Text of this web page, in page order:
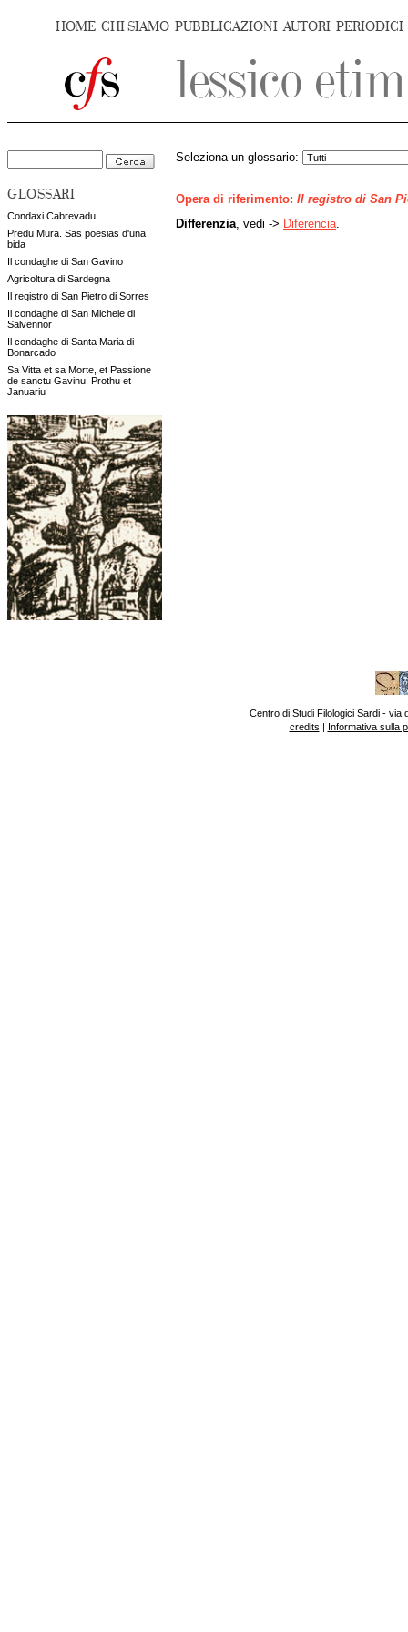
HOME CHI SIAMO PUBBLICAZIONI AUTORI PERIODICI
GLOSSARI
Condaxi Cabrevadu
Predu Mura. Sas poesias d'una
bida
Il condaghe di San Gavino
Agricoltura di Sardegna
Il registro di San Pietro di Sorres
Il condaghe di San Michele di
Salvennor
Il condaghe di Santa Maria di
Bonarcado
Sa Vitta et sa Morte, et Passione
de sanctu Gavinu, Prothu et
Januariu
Seleziona un glossario:
Opera di riferimento: Il registro di San
Differenzia , vedi -> Diferencia
Centro di Studi Filologici Sardi - via
credits | Informativa sulla